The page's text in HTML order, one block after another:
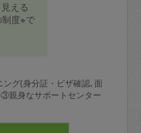
える
度※で
グ(身分証・ビザ確認､面
親身なサポートセンター